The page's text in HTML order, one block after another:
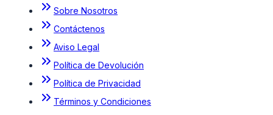
Sobre Nosotros
Contáctenos
Aviso Legal
Política de Devolución
Política de Privacidad
Términos y Condiciones